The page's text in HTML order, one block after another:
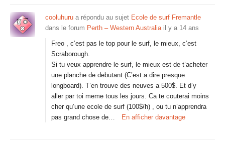
cooluhuru a répondu au sujet Ecole de surf Fremantle
dans le forum Perth – Western Australia il y a 14 ans
Freo , c’est pas le top pour le surf, le mieux, c’est
Scraborough.
Si tu veux apprendre le surf, le mieux est de t’acheter
une planche de debutant (C’est a dire presque
longboard). T’en trouve des neuves a 500$. Et d’y
aller par toi meme tous les jours. Ca te couterai moins
cher qu’une ecole de surf (100$/h) , ou tu n’apprendra
pas grand chose de…
En afficher davantage